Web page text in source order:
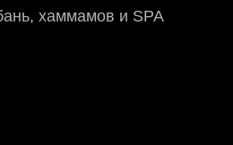
Сбербанк онлайн
любого банка
хаммамов и SPA